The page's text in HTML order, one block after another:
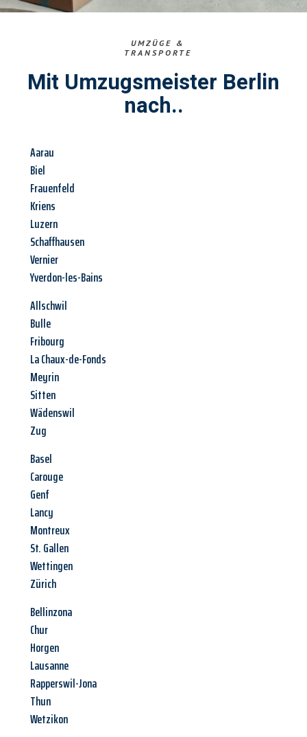
UMZÜGE &
TRANSPORTE
Mit Umzugsmeister Berlin
nach..
Aarau
Biel
Frauenfeld
Kriens
Luzern
Schaffhausen
Vernier
Yverdon-les-Bains
Allschwil
Bulle
Fribourg
La Chaux-de-Fonds
Meyrin
Sitten
Wädenswil
Zug
Basel
Carouge
Genf
Lancy
Montreux
St. Gallen
Wettingen
Zürich
Bellinzona
Chur
Horgen
Lausanne
Rapperswil-Jona
Thun
Wetzikon